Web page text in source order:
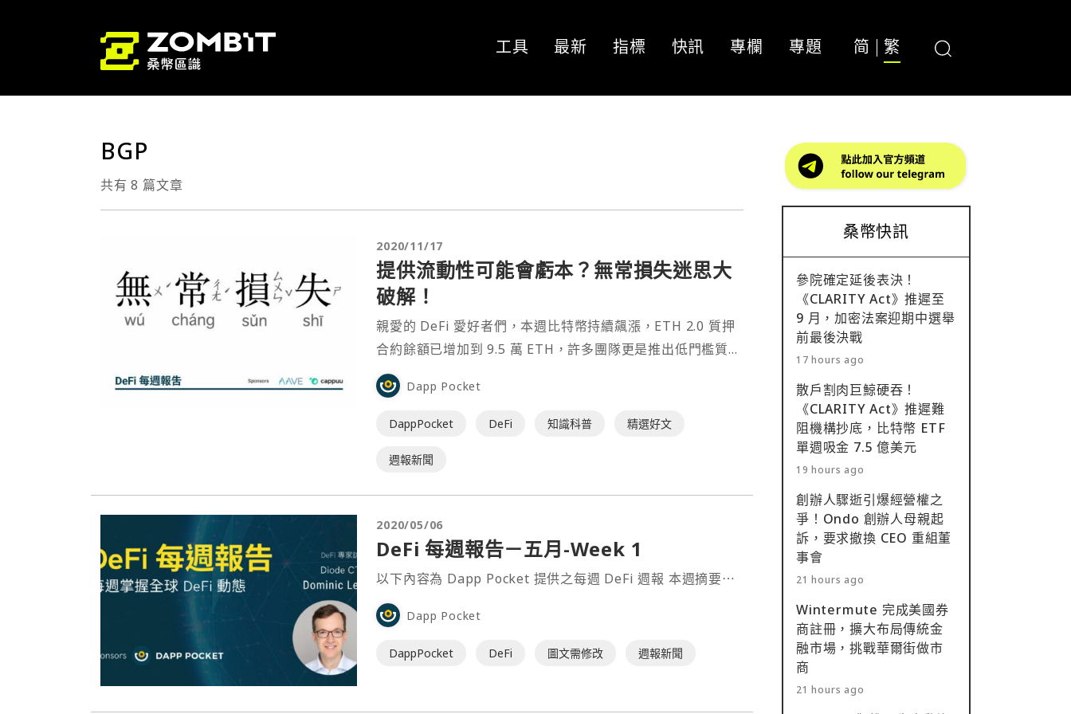
工具 最新 指標 快訊 專欄 專題 简 繁
BGP
共有 8 篇文章
2020/11/17
提供流動性可能會虧本？無常損失迷思大
破解！
親愛的 DeFi 愛好者們，本週比特幣持續飆漲，ETH 2.0 質押
合約餘額已增加到 9.5 萬 ETH，許多團隊更是推出低門檻質押
工具。我們的觀點為您聚焦 DeFi，回顧一下 DeFi 自動做市商
最常被討論的“無常損失”。 本週頭條還有：DARMA Capital
推出以太坊質押產品 LiquidStake，允許用⋯
Dapp Pocket
DappPocket DeFi 知識科普 精選好文
週報新聞
2020/05/06
DeFi 每週報告－五月-Week 1
以下內容為 Dapp Pocket 提供之每週 DeFi 週報 本週摘要⋯
Dapp Pocket
DappPocket DeFi 圖文需修改 週報新聞
桑幣快訊
參院確定延後表決！
《CLARITY Act》推遲至
9 月，加密法案迎期中選舉
前最後決戰
17 hours ago
散戶割肉巨鯨硬吞！
《CLARITY Act》推遲難
阻機構抄底，比特幣 ETF
單週吸金 7.5 億美元
19 hours ago
創辦人驟逝引爆經營權之
爭！Ondo 創辦人母親起
訴，要求撤換 CEO 重組董
事會
21 hours ago
Wintermute 完成美國券
商註冊，擴大布局傳統金
融市場，挑戰華爾街做市
商
21 hours ago